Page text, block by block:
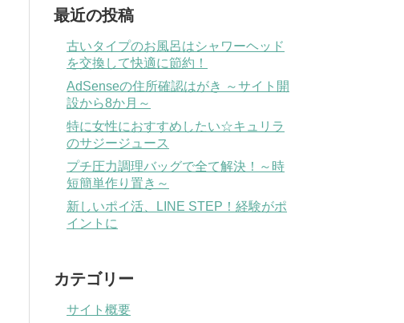
最近の投稿
古いタイプのお風呂はシャワーヘッド
を交換して快適に節約！
AdSenseの住所確認はがき ～サイト開
設から8か月～
特に女性におすすめしたい☆キュリラ
のサジージュース
プチ圧力調理バッグで全て解決！～時
短簡単作り置き～
新しいポイ活、LINE STEP！経験がポ
イントに
カテゴリー
サイト概要